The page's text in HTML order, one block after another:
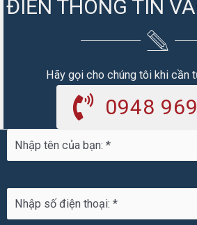
ĐIỀN THÔNG TIN
Hãy gọi cho chúng tôi khi cần
0948